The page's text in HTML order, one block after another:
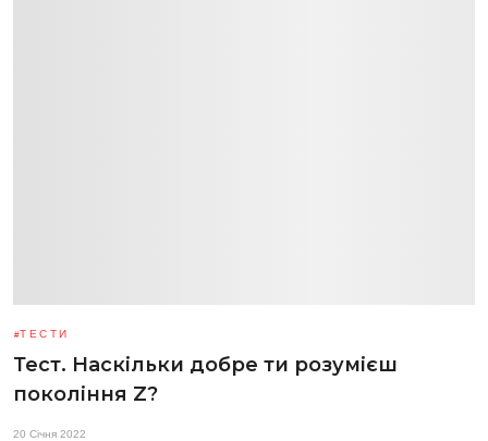
ТЕСТИ
Тест. Наскільки добре ти розумієш
покоління Z?
20 Січня 2022